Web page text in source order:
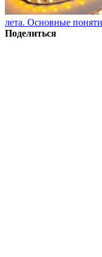
лета. Основные
Поделиться